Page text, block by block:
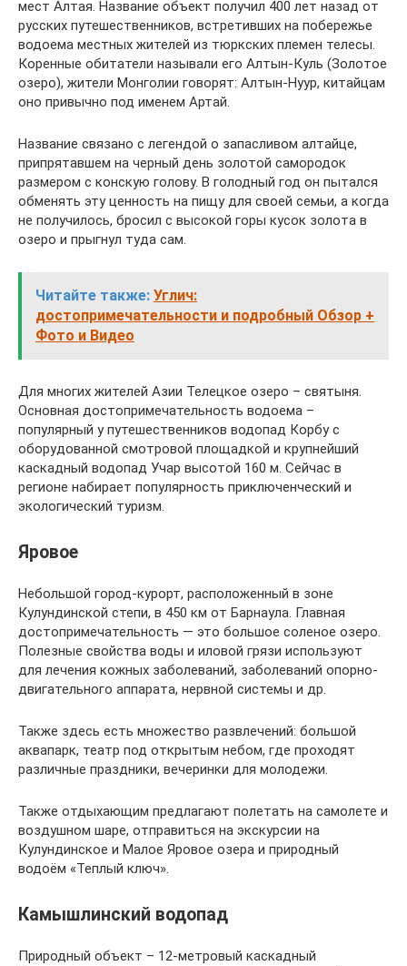
мест Алтая. Название объект получил 400 лет назад от
русских путешественников, встретивших на побережье
водоема местных жителей из тюркских племен телесы.
Коренные обитатели называли его Алтын-Куль (Золотое
озеро), жители Монголии говорят: Алтын-Нуур, китайцам
оно привычно под именем Артай.
Название связано с легендой о запасливом алтайце,
припрятавшем на черный день золотой самородок
размером с конскую голову. В голодный год он пытался
обменять эту ценность на пищу для своей семьи, а когда
не получилось, бросил с высокой горы кусок золота в
озеро и прыгнул туда сам.
Читайте также: Углич:
достопримечательности и подробный Обзор +
Фото и Видео
Для многих жителей Азии Телецкое озеро – святыня.
Основная достопримечательность водоема –
популярный у путешественников водопад Корбу с
оборудованной смотровой площадкой и крупнейший
каскадный водопад Учар высотой 160 м. Сейчас в
регионе набирает популярность приключенческий и
экологический туризм.
Яровое
Небольшой город-курорт, расположенный в зоне
Кулундинской степи, в 450 км от Барнаула. Главная
достопримечательность — это большое соленое озеро.
Полезные свойства воды и иловой грязи используют
для лечения кожных заболеваний, заболеваний опорно-
двигательного аппарата, нервной системы и др.
Также здесь есть множество развлечений: большой
аквапарк, театр под открытым небом, где проходят
различные праздники, вечеринки для молодежи.
Также отдыхающим предлагают полетать на самолете и
воздушном шаре, отправиться на экскурсии на
Кулундинское и Малое Яровое озера и природный
водоём «Теплый ключ».
Камышлинский водопад
Природный объект – 12-метровый каскадный